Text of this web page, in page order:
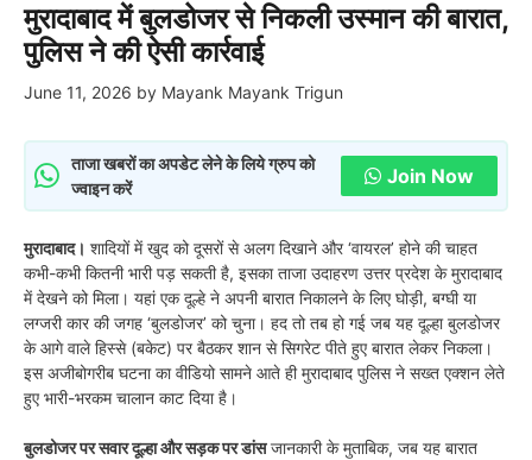
मुरादाबाद में बुलडोजर से निकली उस्मान की बारात,
पुलिस ने की ऐसी कार्रवाई
June 11, 2026 by Mayank Mayank Trigun
ताजा खबरों का अपडेट लेने के लिये ग्रुप को
ज्वाइन करें
Join Now
मुरादाबाद। शादियों में खुद को दूसरों से अलग दिखाने और ‘वायरल’ होने की चाहत
कभी-कभी कितनी भारी पड़ सकती है, इसका ताजा उदाहरण उत्तर प्रदेश के मुरादाबाद
में देखने को मिला। यहां एक दूल्हे ने अपनी बारात निकालने के लिए घोड़ी, बग्घी या
लग्जरी कार की जगह ‘बुलडोजर’ को चुना। हद तो तब हो गई जब यह दूल्हा बुलडोजर
के आगे वाले हिस्से (बकेट) पर बैठकर शान से सिगरेट पीते हुए बारात लेकर निकला।
इस अजीबोगरीब घटना का वीडियो सामने आते ही मुरादाबाद पुलिस ने सख्त एक्शन लेते
हुए भारी-भरकम चालान काट दिया है।
बुलडोजर पर सवार दूल्हा और सड़क पर डांसजानकारी के मुताबिक, जब यह बारात